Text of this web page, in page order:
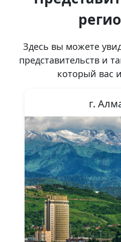
Здесь вы можете
представительств и
который вас
г.